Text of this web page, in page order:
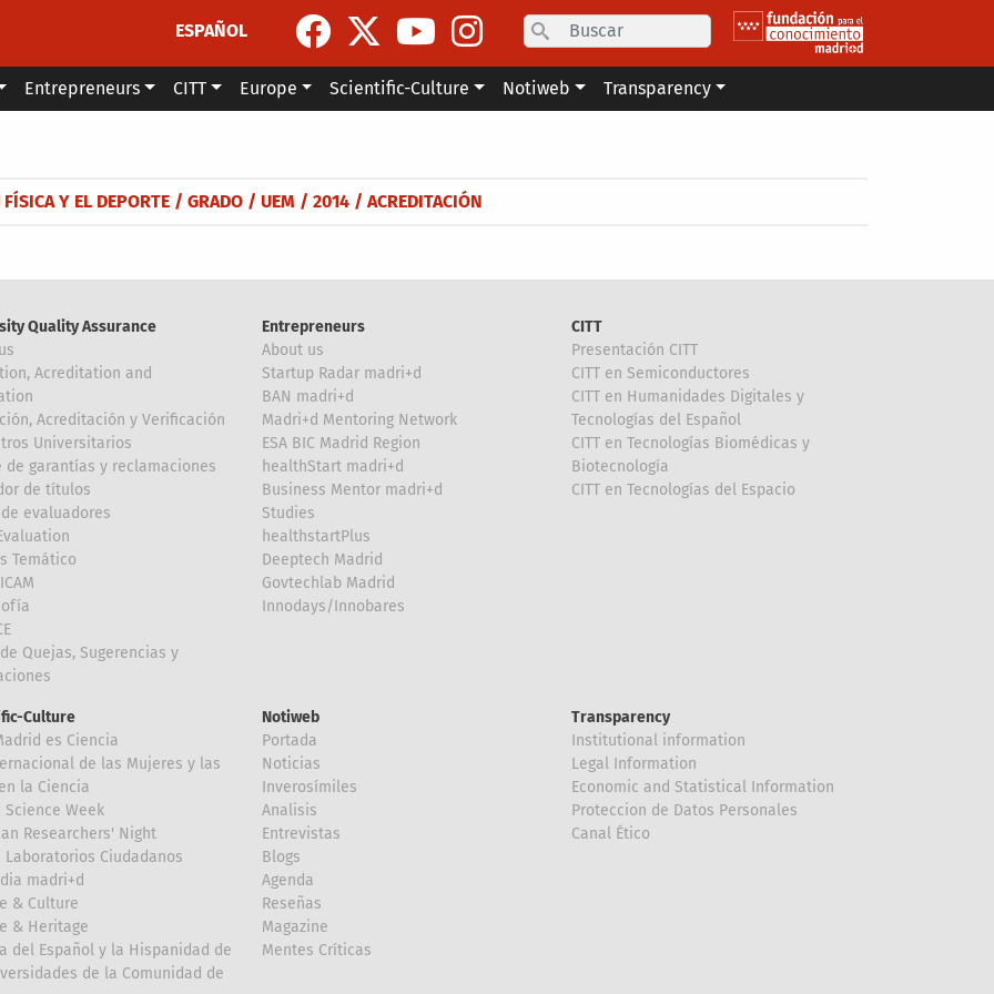
ESPAÑOL
Search
Entrepreneurs CITT Europe Scientific-Culture Notiweb Transparency
FÍSICA Y EL DEPORTE / GRADO / UEM / 2014 / ACREDITACIÓN
Quality Assurance
Acreditation and
Acreditación y Verificación
Universitarios
de garantías y reclamaciones
de títulos
evaluadores
Temático
Quejas, Sugerencias y
Entrepreneurs
About us
Startup Radar madri+d
BAN madri+d
Madri+d Mentoring Network
ESA BIC Madrid Region
healthStart madri+d
Business Mentor madri+d
Studies
healthstartPlus
Deeptech Madrid
Govtechlab Madrid
Innodays/Innobares
CITT
Presentación CITT
CITT en Semiconductores
CITT en Humanidades Digitales y
Tecnologías del Español
CITT en Tecnologías Biomédicas y
Biotecnología
CITT en Tecnologías del Espacio
Culture
es Ciencia
de las Mujeres y las
la Ciencia
Science Week
Researchers' Night
Laboratorios Ciudadanos
madri+d
& Culture
& Heritage
del Español y la Hispanidad de
de la Comunidad de
Notiweb
Portada
Noticias
Inverosímiles
Analisis
Entrevistas
Blogs
Agenda
Reseñas
Magazine
Mentes Críticas
Transparency
Institutional information
Legal Information
Economic and Statistical Information
Proteccion de Datos Personales
Canal Ético